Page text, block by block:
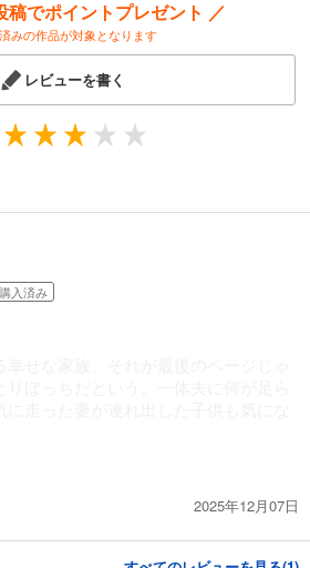
表示する
示する
妻が息子を誘拐しましたー従順なサレ夫の復讐ー【フルカラー】【タテヨミ】(16)
稿でポイントプレゼント ／
みの作品が対象となります
レビューを書く
購入済み
2025年12月07日